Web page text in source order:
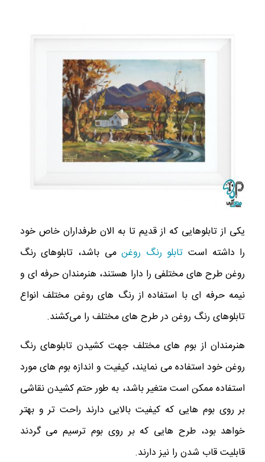
یکی از تابلوهایی که از قدیم تا به الان طرفداران خاص خود
را داشته است تابلو رنگ روغنمی باشد، تابلوهای رنگ
روغن طرح های مختلفی را دارا هستند، هنرمندان حرفه ای و
نیمه حرفه ای با استفاده از رنگ های روغن مختلف انواع
تابلوهای رنگ روغن در طرح های مختلف را می‌کشند.
هنرمندان از بوم های مختلف جهت کشیدن تابلوهای رنگ
روغن خود استفاده می نمایند، کیفیت و اندازه بوم های مورد
استفاده ممکن است متغیر باشد، به طور حتم کشیدن نقاشی
بر روی بوم هایی که کیفیت بالایی دارند راحت تر و بهتر
خواهد بود، طرح هایی که بر روی بوم ترسیم می گردند
قابلیت قاب شدن را نیز دارند.